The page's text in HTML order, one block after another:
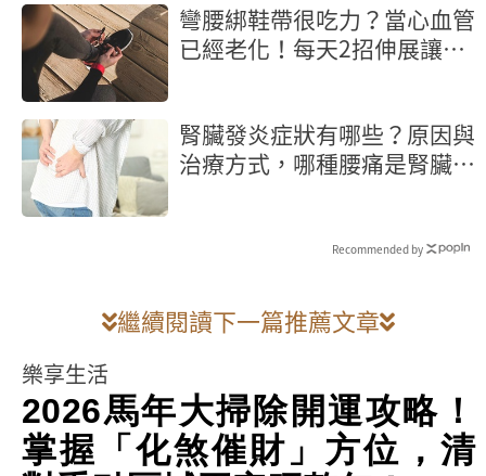
彎腰綁鞋帶很吃力？當心血管
已經老化！每天2招伸展讓血
腎臟發炎症狀有哪些？原因與
治療方式，哪種腰痛是腎臟發
Recommended by
繼續閱讀下一篇推薦文章
樂享生活
2026馬年大掃除開運攻略！
掌握「化煞催財」方位，清